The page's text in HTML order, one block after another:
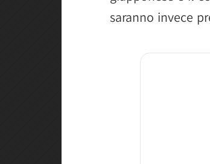
saranno invece